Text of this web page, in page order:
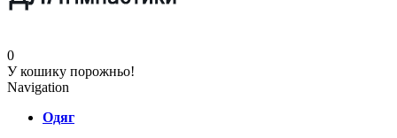
0
У кошику порожньо!
Navigation
Одяг